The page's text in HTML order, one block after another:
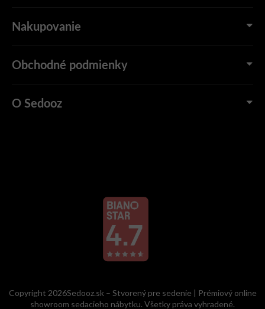
Nakupovanie
Obchodné podmienky
O Sedooz
Copyright 2026Sedooz.sk – Stvorený pre sedenie | Prémiový online
showroom sedacieho nábytku. Všetky práva vyhradené.